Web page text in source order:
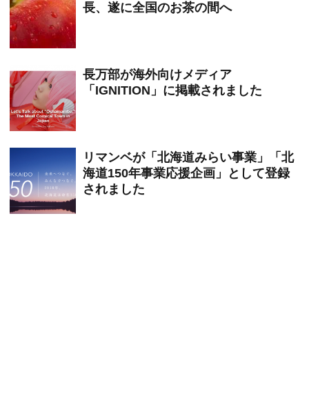
長、遂に全国のお茶の間へ
長万部が海外向けメディア
「IGNITION」に掲載されました
リマンベが「北海道みらい事業」「北
海道150年事業応援企画」として登録
されました